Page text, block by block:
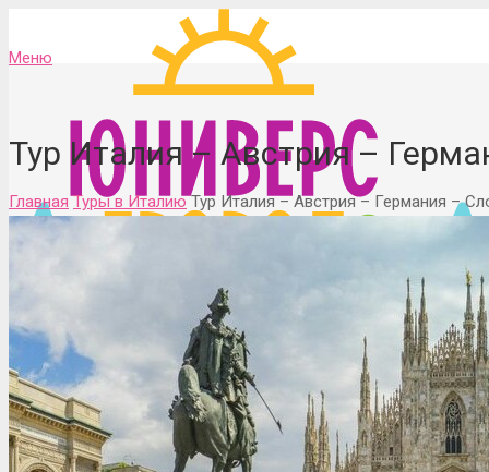
Меню
Тур Италия – Австрия –
Главная Туры в Италию Тур Италия – Австрия – Германия –